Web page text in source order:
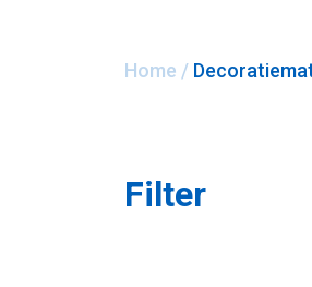
Home /
Filter